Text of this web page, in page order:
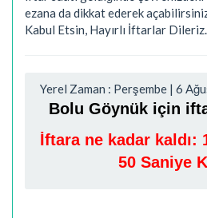
ezana da dikkat ederek
Kabul Etsin, Hayırlı İftarlar Dileriz.
Yerel Zaman : Perşembe | 6
Bolu Göynük için
İftara ne kadar kaldı:
49 Saniye